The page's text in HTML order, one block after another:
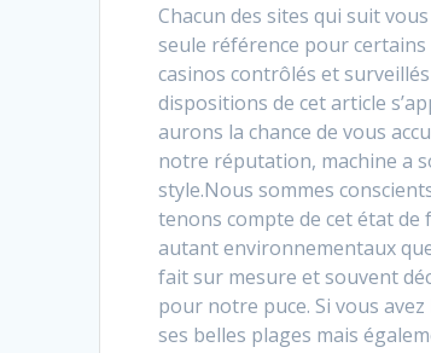
Chacun des sites qui suit
seule référence pour certains
casinos contrôlés et
dispositions de cet article
aurons la chance de vous
notre réputation, machine a
style.Nous sommes
tenons compte de cet état de
autant environnementaux
fait sur mesure et souvent
pour notre puce. Si vous
ses belles plages mais